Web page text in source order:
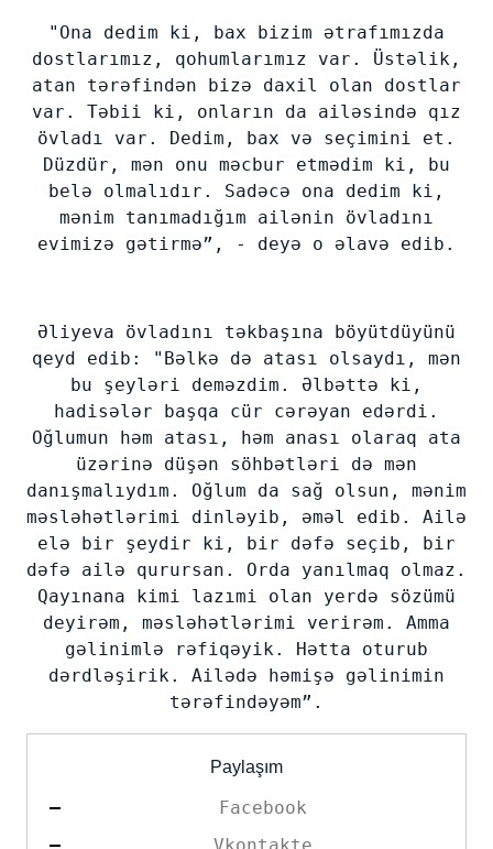
"Ona dedim ki, bax bizim ətrafımızda
dostlarımız, qohumlarımız var. Üstəlik,
atan tərəfindən bizə daxil olan dostlar
var. Təbii ki, onların da ailəsində qız
övladı var. Dedim, bax və seçimini et.
Düzdür, mən onu məcbur etmədim ki, bu
belə olmalıdır. Sadəcə ona dedim ki,
mənim tanımadığım ailənin övladını
evimizə gətirmə”, - deyə o əlavə edib.
Əliyeva övladını təkbaşına böyütdüyünü
qeyd edib: "Bəlkə də atası olsaydı, mən
bu şeyləri deməzdim. Əlbəttə ki,
hadisələr başqa cür cərəyan edərdi.
Oğlumun həm atası, həm anası olaraq ata
üzərinə düşən söhbətləri də mən
danışmalıydım. Oğlum da sağ olsun, mənim
məsləhətlərimi dinləyib, əməl edib. Ailə
elə bir şeydir ki, bir dəfə seçib, bir
dəfə ailə qurursan. Orda yanılmaq olmaz.
Qayınana kimi lazımi olan yerdə sözümü
deyirəm, məsləhətlərimi verirəm. Amma
gəlinimlə rəfiqəyik. Hətta oturub
dərdləşirik. Ailədə həmişə gəlinimin
tərəfindəyəm”.
Paylaşım
Facebook